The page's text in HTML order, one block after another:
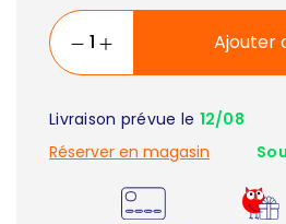
Ajouter
Livraison prévue le 12/08
Réserver en magasin